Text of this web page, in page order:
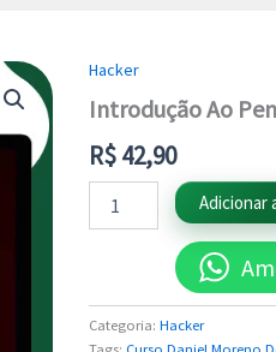
Hacker
Introdução Ao
R$42,90
Introdução
Ao
Pentest
-
Daniel
quantidade
Adicionar
Categoria:Hacker